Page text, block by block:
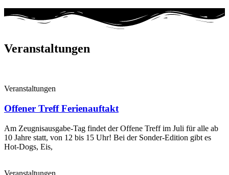
Veranstaltungen
Veranstaltungen
Offener Treff Ferienauftakt
Am Zeugnisausgabe-Tag findet der Offene Treff im Juli für alle ab
10 Jahre statt, von 12 bis 15 Uhr! Bei der Sonder-Edition gibt es
Hot-Dogs, Eis,
Veranstaltungen